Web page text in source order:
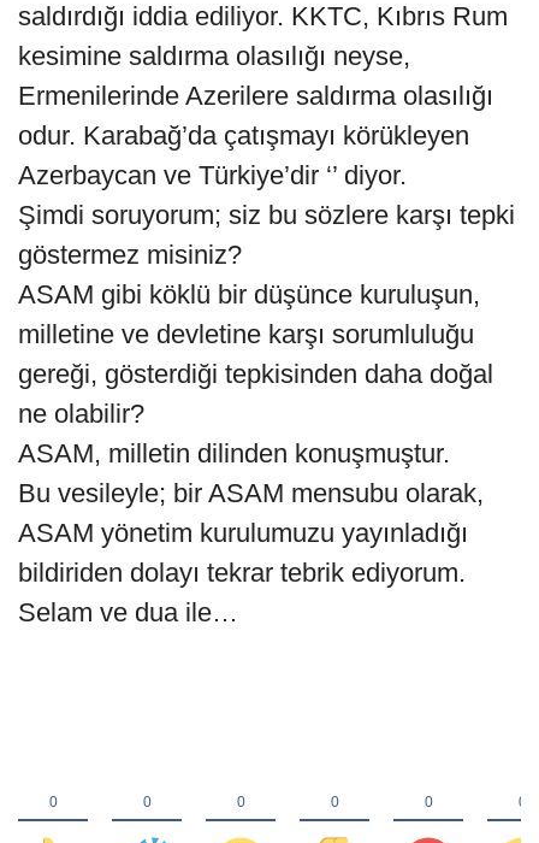
saldırdığı iddia ediliyor. KKTC, Kıbrıs Rum
kesimine saldırma olasılığı neyse,
Ermenilerinde Azerilere saldırma olasılığı
odur. Karabağ’da çatışmayı körükleyen
Azerbaycan ve Türkiye’dir ‘’ diyor.
Şimdi soruyorum; siz bu sözlere karşı tepki
göstermez misiniz?
ASAM gibi köklü bir düşünce kuruluşun,
milletine ve devletine karşı sorumluluğu
gereği, gösterdiği tepkisinden daha doğal
ne olabilir?
ASAM, milletin dilinden konuşmuştur.
Bu vesileyle; bir ASAM mensubu olarak,
ASAM yönetim kurulumuzu yayınladığı
bildiriden dolayı tekrar tebrik ediyorum.
Selam ve dua ile…